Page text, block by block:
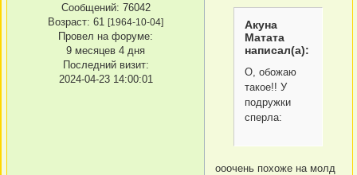
Сообщений: 76042
Возраст: 61 [1964-10-04]
Провел на форуме:
9 месяцев 4 дня
Последний визит:
2024-04-23 14:00:01
Акуна
Матата
написал(а):
О, обожаю
такое!! У
подружки
сперла:
ооочень похоже на молд